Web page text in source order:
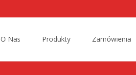
O Nas Produkty Zamówienia